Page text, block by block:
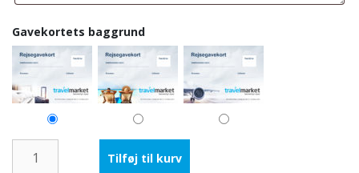
antal
Tilføj til kurv